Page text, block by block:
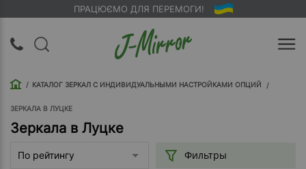
ПРАЦЮЄМО ДЛЯ ПЕРЕМОГИ!
Вход |
КАТАЛОГ ЗЕРКАЛ С ИНДИВИДУАЛЬНЫМИ НАСТРОЙКАМИ ОПЦИЙ
ЗЕРКАЛА В ЛУЦКЕ
Зеркала в Луцке
По рейтингу Фильтры